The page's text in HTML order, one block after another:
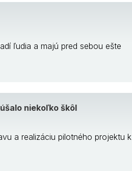
ľudia a majú pred sebou ešte
niekoľko škôl
a realizáciu pilotného projektu k